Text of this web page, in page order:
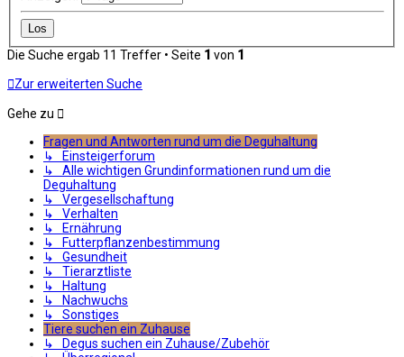
Die Suche ergab 11 Treffer • Seite 1 von 1
Zur erweiterten Suche
Gehe zu
Fragen und Antworten rund um die Deguhaltung
↳ Einsteigerforum
↳ Alle wichtigen Grundinformationen rund um die
Deguhaltung
↳ Vergesellschaftung
↳ Verhalten
↳ Ernährung
↳ Futterpflanzenbestimmung
↳ Gesundheit
↳ Tierarztliste
↳ Haltung
↳ Nachwuchs
↳ Sonstiges
Tiere suchen ein Zuhause
↳ Degus suchen ein Zuhause/Zubehör